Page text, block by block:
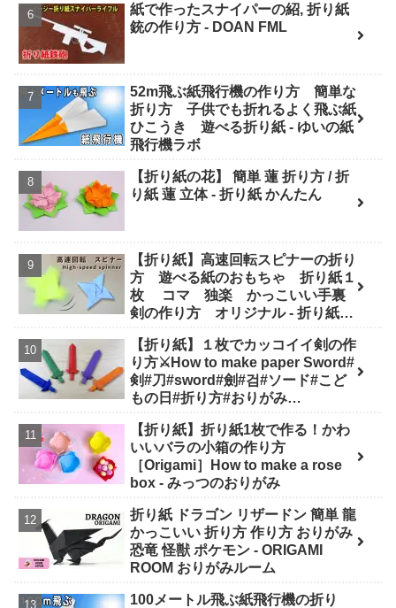
紙で作ったスナイパーの紹, 折り紙
銃の作り方 - DOAN FML
52m飛ぶ紙飛行機の作り方 簡単な
折り方 子供でも折れるよく飛ぶ紙
ひこうき 遊べる折り紙 - ゆいの紙
飛行機ラボ
【折り紙の花】 簡単 蓮 折り方 / 折
り紙 蓮 立体 - 折り紙 かんたん
【折り紙】高速回転スピナーの折り
方 遊べる紙のおもちゃ 折り紙１
枚 コマ 独楽 かっこいい手裏
剣の作り方 オリジナル - 折り紙図
【折り紙】１枚でカッコイイ剣の作
り方⚔How to make paper Sword#
剣#刀#sword#劍#검#ソード#こど
もの日#折り方#おりがみ
- Origami hana's channel
【折り紙】折り紙1枚で作る！かわ
いいバラの小箱の作り方
［Origami］How to make a rose
box - みっつのおりがみ
折り紙 ドラゴン リザードン 簡単 龍
かっこいい 折り方 作り方 おりがみ
恐竜 怪獣 ポケモン - ORIGAMI
ROOM おりがみルーム
100メートル飛ぶ紙飛行機の折り